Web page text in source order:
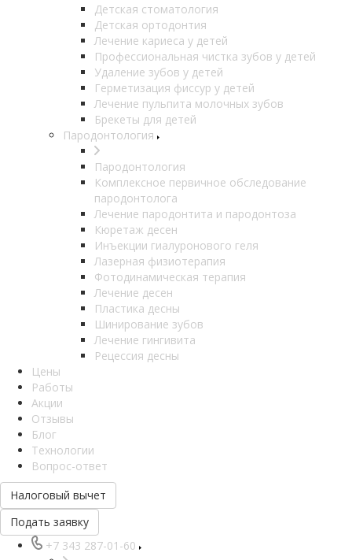
Детская стоматология
Детская ортодонтия
Лечение кариеса у детей
Профессиональная чистка зубов у детей
Удаление зубов у детей
Герметизация фиссур у детей
Лечение пульпита молочных зубов
Брекеты для детей
Пародонтология
Пародонтология
Комплексное первичное обследование
пародонтолога
Лечение пародонтита и пародонтоза
Кюретаж десен
Инъекции гиалуронового геля
Лазерная физиотерапия
Фотодинамическая терапия
Лечение десен
Пластика десны
Шинирование зубов
Лечение гингивита
Рецессия десны
Цены
Работы
Акции
Отзывы
Блог
Технологии
Вопрос-ответ
Налоговый вычет
Подать заявку
+7 343 287-01-60